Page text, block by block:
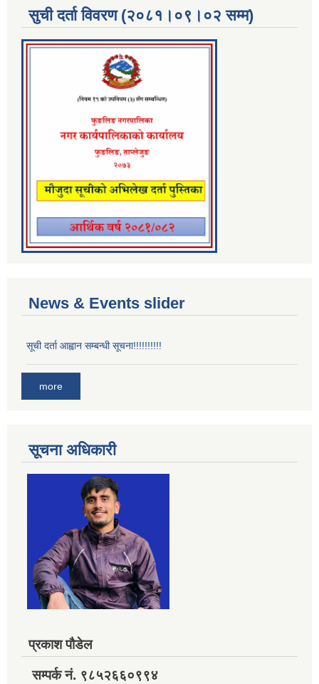
सुची दर्ता विवरण (२०८१।०९।०२ सम्म)
News & Events slider
सूची दर्ता आह्वान सम्बन्धी सूचना!!!!!!!!!!
more
सूचना अधिकारी
प्रकाश पौडेल
सम्पर्क नं. ९८५२६६०९९४